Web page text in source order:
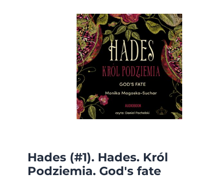
Hades (#1). Hades. Król
Podziemia. God's fate